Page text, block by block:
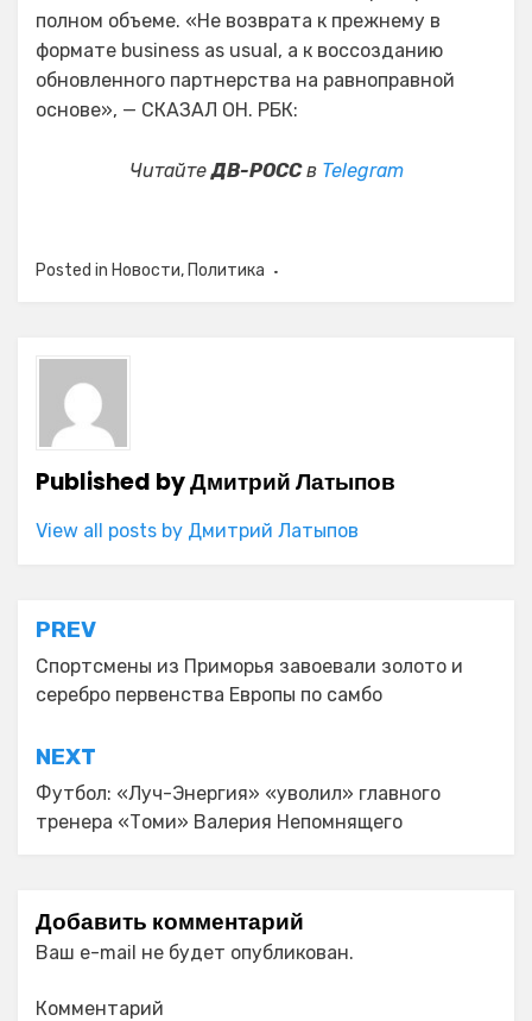
полном объеме. «Не возврата к прежнему в
формате business as usual, а к воссозданию
обновленного партнерства на равноправной
основе», — СКАЗАЛ ОН. РБК:
ЧитайтеДВ-РОССв Telegram
Posted in Новости, Политика
Published byДмитрий Латыпов
View all posts by Дмитрий Латыпов
Навигация
по
записям
PREV
Спортсмены из Приморья завоевали золото и
серебро первенства Европы по самбо
NEXT
Футбол: «Луч-Энергия» «уволил» главного
тренера «Томи» Валерия Непомнящего
Добавить комментарий
Ваш e-mail не будет опубликован.
Комментарий